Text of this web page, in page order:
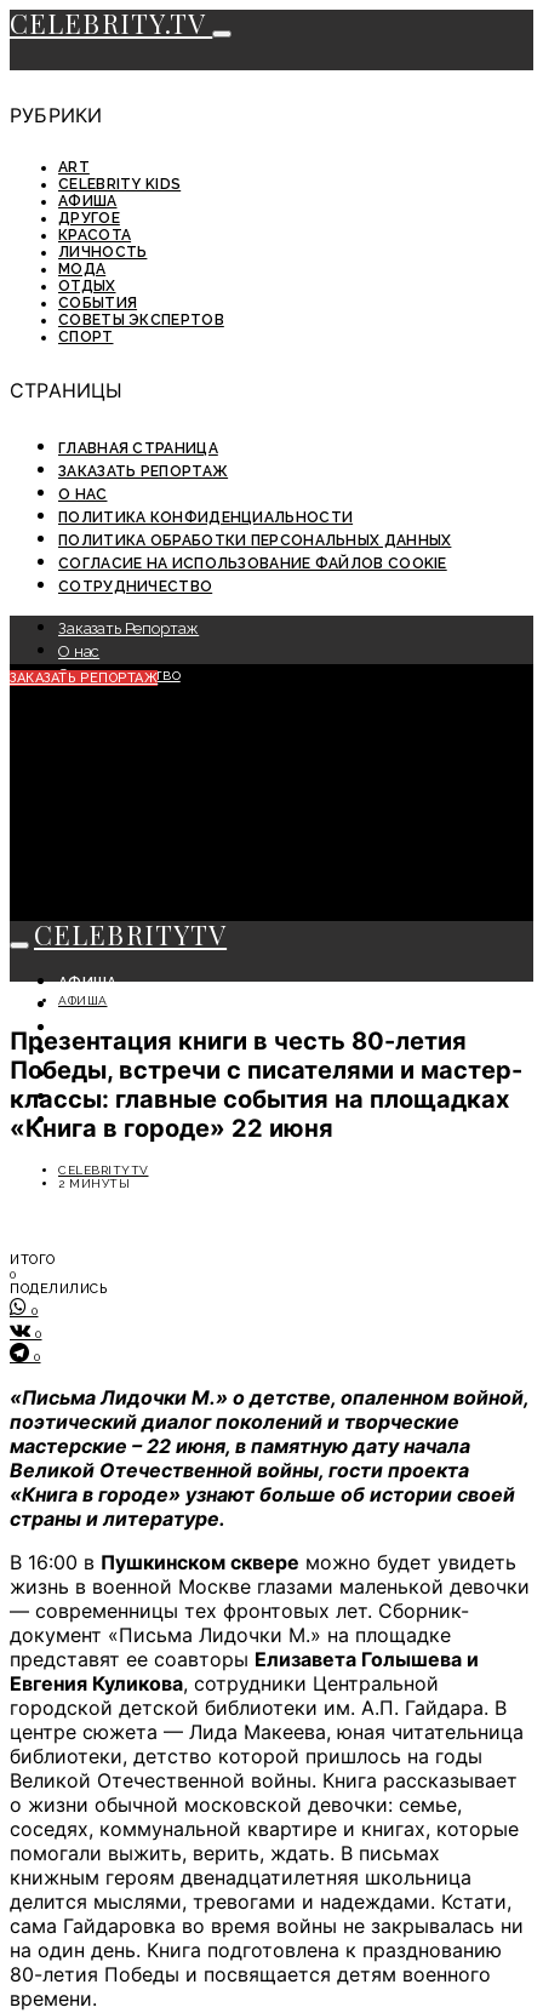
CELEBRITY.TV
РУБРИКИ
ART
CELEBRITY KIDS
АФИША
ДРУГОЕ
КРАСОТА
ЛИЧНОСТЬ
МОДА
ОТДЫХ
СОБЫТИЯ
СОВЕТЫ ЭКСПЕРТОВ
СПОРТ
СТРАНИЦЫ
ГЛАВНАЯ СТРАНИЦА
ЗАКАЗАТЬ РЕПОРТАЖ
О НАС
ПОЛИТИКА КОНФИДЕНЦИАЛЬНОСТИ
ПОЛИТИКА ОБРАБОТКИ ПЕРСОНАЛЬНЫХ ДАННЫХ
СОГЛАСИЕ НА ИСПОЛЬЗОВАНИЕ ФАЙЛОВ COOKIE
СОТРУДНИЧЕСТВО
Заказать Репортаж
О нас
Сотрудничество
ЗАКАЗАТЬ РЕПОРТАЖ
CELEBRITYTV
АФИША
СОБЫТИЯ
МОДА
ЛИЧНОСТЬ
ОТДЫХ
СОВЕТЫ ЭКСПЕРТОВ
АФИША
Презентация книги в честь 80-летия
Победы, встречи с писателями и мастер-
классы: главные события на площадках
«Книга в городе» 22 июня
CELEBRITYTV
2 МИНУТЫ
ИТОГО
0
ПОДЕЛИЛИСЬ
0
0
0
«Письма Лидочки М.» о детстве, опаленном войной,
поэтический диалог поколений и творческие
мастерские – 22 июня, в памятную дату начала
Великой Отечественной войны, гости проекта
«Книга в городе» узнают больше об истории своей
страны и литературе.
В 16:00 в Пушкинском сквере можно будет увидеть
жизнь в военной Москве глазами маленькой девочки
— современницы тех фронтовых лет. Сборник-
документ «Письма Лидочки М.» на площадке
представят ее соавторы Елизавета Голышева и
Евгения Куликова, сотрудники Центральной
городской детской библиотеки им. А.П. Гайдара. В
центре сюжета — Лида Макеева, юная читательница
библиотеки, детство которой пришлось на годы
Великой Отечественной войны. Книга рассказывает
о жизни обычной московской девочки: семье,
соседях, коммунальной квартире и книгах, которые
помогали выжить, верить, ждать. В письмах
книжным героям двенадцатилетняя школьница
делится мыслями, тревогами и надеждами. Кстати,
сама Гайдаровка во время войны не закрывалась ни
на один день. Книга подготовлена к празднованию
80-летия Победы и посвящается детям военного
времени.